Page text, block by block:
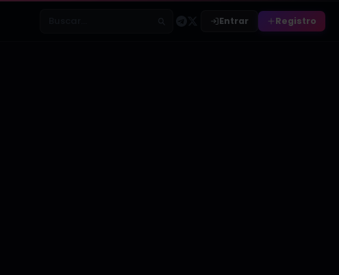
Entrar Registro